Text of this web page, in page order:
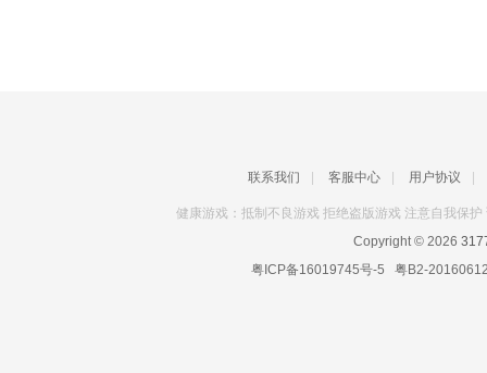
联系我们 客服中心 用户协议
健康游戏：抵制不良游戏 拒绝盗版游戏 注意自我保
Copyright © 2026
粤ICP备16019745号-5 粤B2-